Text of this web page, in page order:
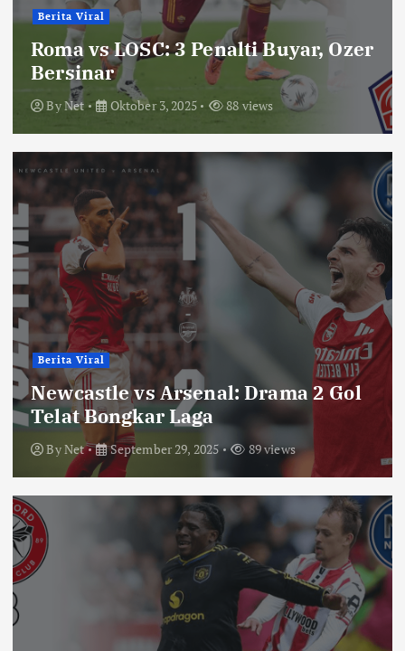
Berita Viral
Roma vs LOSC: 3 Penalti Buyar, Ozer
Bersinar
ByNet Oktober 3, 2025 88 views
Berita Viral
Newcastle vs Arsenal: Drama 2 Gol
Telat Bongkar Laga
ByNet September 29, 2025 89 views